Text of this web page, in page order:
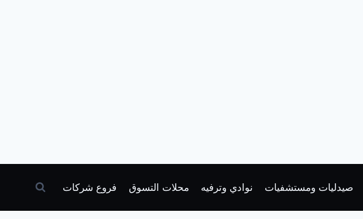
صيدليات ومستشفيات نوادي وترفيه محلات التسوق فروع شركات